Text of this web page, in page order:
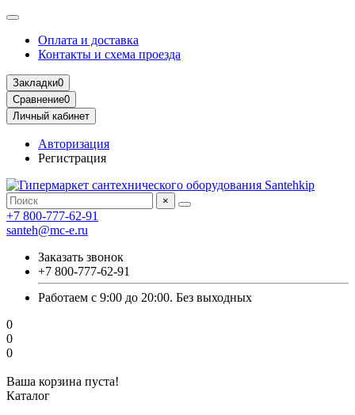
Оплата и доставка
Контакты и схема проезда
Закладки0
Сравнение0
Личный кабинет
Авторизация
Регистрация
×
+7 800-777-62-91
santeh@mc-e.ru
Заказать звонок
+7 800-777-62-91
Работаем с 9:00 до 20:00. Без выходных
0
0
0
Ваша корзина пуста!
Каталог